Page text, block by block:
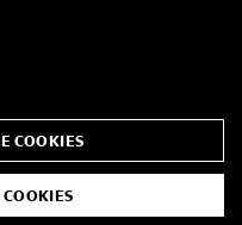
blanding
vanilje
lakrids m.
COOKIES
COOKIES